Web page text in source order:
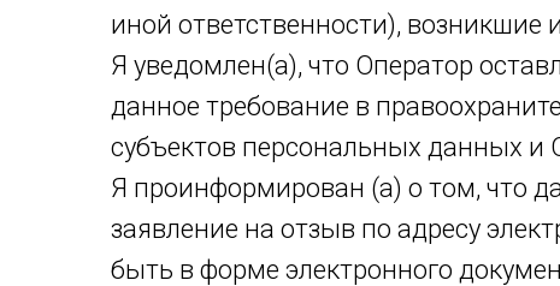
иной ответственности),
Я уведомлен(а), что Оператор
данное требование в
субъектов персональных данных и
Я проинформирован (а) о том, что
заявление на отзыв по адресу
быть в форме электронного